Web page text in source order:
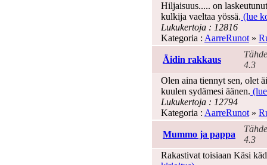
Hiljaisuus..... on
kulkija vaeltaa yössä. (lue
Lukukertoja : 12816
Kategoria : AarreRunot »
Äidin rakkaus
4.3
Olen aina tiennyt sen, olet
kuulen sydämesi äänen.
Lukukertoja : 12794
Kategoria : AarreRunot »
Mummo ja pappa
4.3
Rakastivat toisiaan Käsi